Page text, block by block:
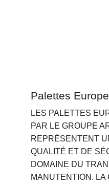
Palettes Europe
LES PALETTES
PAR LE GROUPE
REPRÉSENTENT
QUALITÉ ET DE
DOMAINE DU
MANUTENTION. LA